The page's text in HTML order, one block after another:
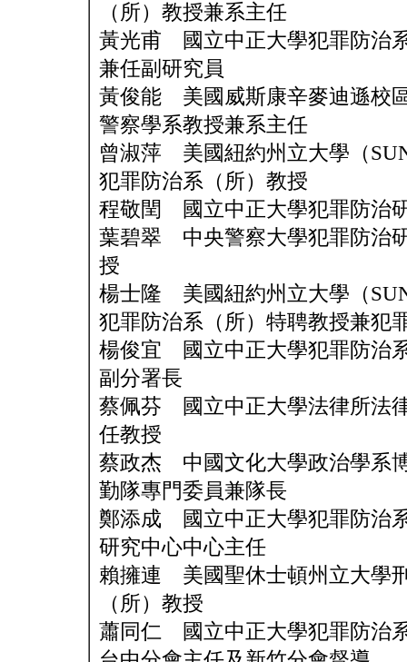
（所）教授兼系主任
黃光甫 國立中正大學犯罪防治
兼任副研究員
黃俊能 美國威斯康辛麥迪遜校
警察學系教授兼系主任
曾淑萍 美國紐約州立大學（
犯罪防治系（所）教授
程敬閏 國立中正大學犯罪防治
葉碧翠 中央警察大學犯罪防治
授
楊士隆 美國紐約州立大學（
犯罪防治系（所）特聘教授兼犯
楊俊宜 國立中正大學犯罪防治
副分署長
蔡佩芬 國立中正大學法律所法
任教授
蔡政杰 中國文化大學政治學系
勤隊專門委員兼隊長
鄭添成 國立中正大學犯罪防治
研究中心中心主任
賴擁連 美國聖休士頓州立大學
（所）教授
蕭同仁 國立中正大學犯罪防治